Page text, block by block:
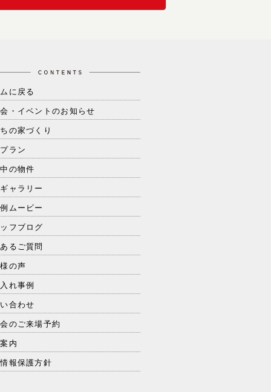
に戻る
・イベントのお知らせ
の家づくり
ラン
の物件
ャラリー
ムービー
フブログ
るご質問
の声
れ事例
合わせ
のご来場予約
内
報保護方針